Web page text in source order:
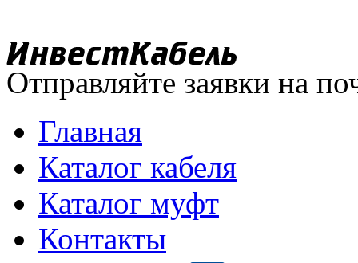
Отправляйте заявки на
Главная
Каталог кабеля
Каталог муфт
Контакты